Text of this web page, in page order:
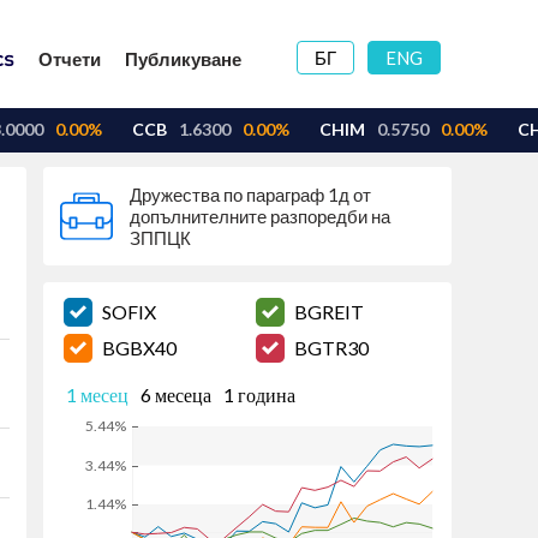
БГ ENG
Отчети Публикуване
Дружества по параграф 1д от
допълнителните разпоредби на
ЗППЦК